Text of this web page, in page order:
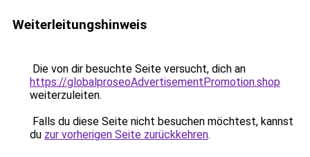
Weiterleitungshinweis
Die von dir besuchte Seite versucht, dich an
https://globalproseoAdvertisementPromotion.shop
weiterzuleiten.
Falls du diese Seite nicht besuchen möchtest, kannst
du zur vorherigen Seite zurückkehren.